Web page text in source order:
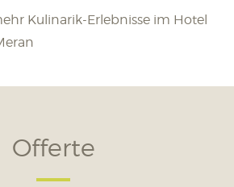
Kulinarik-Erlebnisse im Hotel
Offerte